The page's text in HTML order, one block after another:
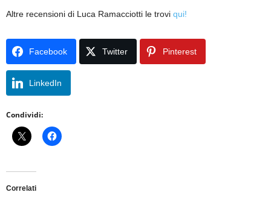
Altre recensioni di Luca Ramacciotti le trovi qui!
Facebook Twitter Pinterest
LinkedIn
Condividi:
Correlati